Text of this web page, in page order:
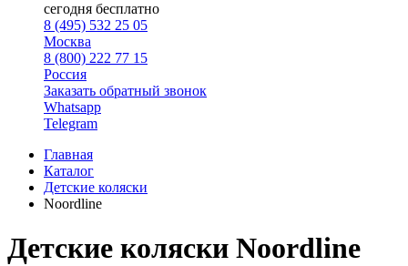
сегодня бесплатно
8 (495) 532 25 05
Москва
8 (800) 222 77 15
Россия
Заказать обратный звонок
Whatsapp
Telegram
Главная
Каталог
Детские коляски
Noordline
Детские коляски Noordline